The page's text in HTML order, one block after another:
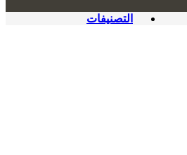
التصنيفات